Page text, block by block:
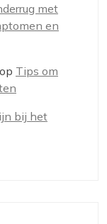
met
en
op Tips om
bij het